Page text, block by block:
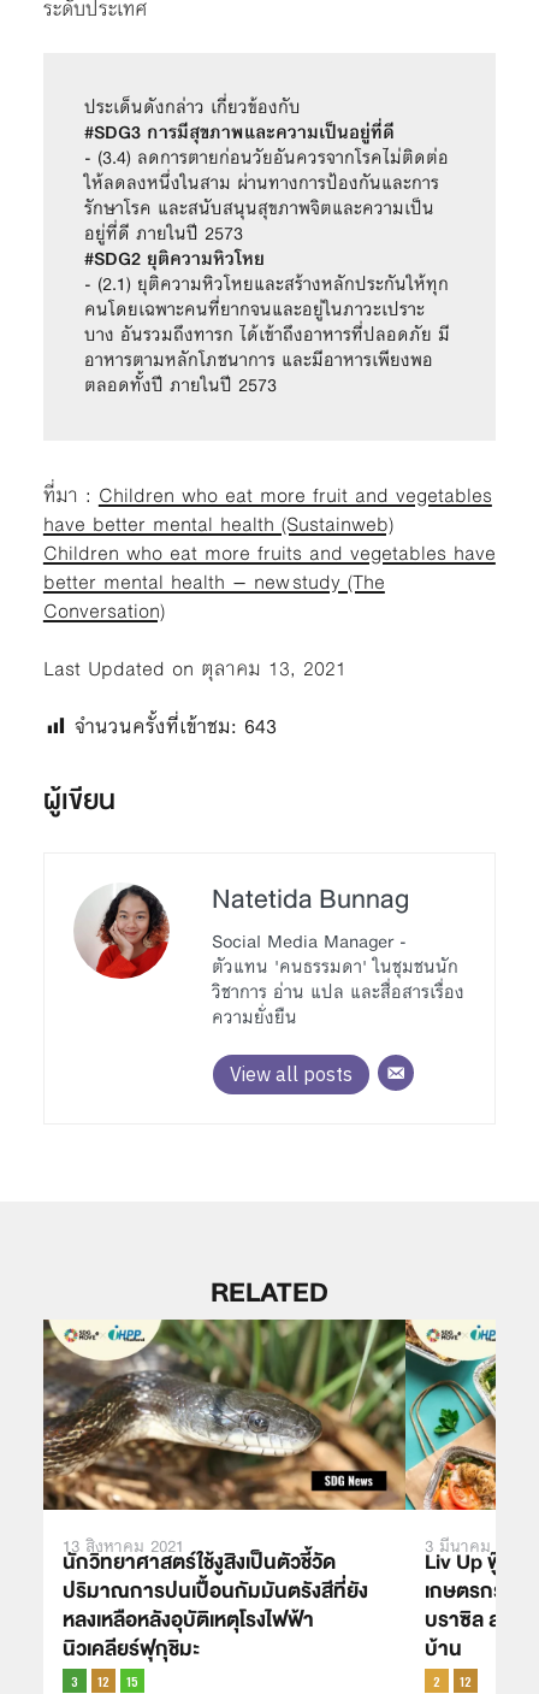
ระดับประเทศ
ประเด็นดังกล่าว เกี่ยวข้องกับ
#SDG3 การมีสุขภาพและความเป็นอยู่ที่ดี
- (3.4) ลดการตายก่อนวัยอันควรจากโรคไม่ติดต่อ
ให้ลดลงหนึ่งในสาม ผ่านทางการป้องกันและการ
รักษาโรค และสนับสนุนสุขภาพจิตและความเป็น
อยู่ที่ดี ภายในปี 2573
#SDG2 ยุติความหิวโหย
- (2.1) ยุติความหิวโหยและสร้างหลักประกันให้ทุก
คนโดยเฉพาะคนที่ยากจนและอยู่ในภาวะเปราะ
บาง อันรวมถึงทารก ได้เข้าถึงอาหารที่ปลอดภัย มี
อาหารตามหลักโภชนาการ และมีอาหารเพียงพอ
ตลอดทั้งปี ภายในปี 2573
ที่มา :Children who eat more fruit and vegetables
have better mental health (Sustainweb)
Children who eat more fruits and vegetables have
better mental health – new study (The
Conversation)
Last Updated on ตุลาคม 13, 2021
จำนวนครั้งที่เข้าชม: 643
ผู้เขียน
Natetida Bunnag
Social Media Manager -
ตัวแทน 'คนธรรมดา' ในชุมชนนัก
วิชาการ อ่าน แปล และสื่อสารเรื่อง
ความยั่งยืน
View all posts
RELATED
13 สิงหาคม 2021
นักวิทยาศาสตร์ใช้งูสิงเป็นตัวชี้วัด
ปริมาณการปนเปื้อนกัมมันตรังสีที่ยัง
หลงเหลือหลังอุบัติเหตุโรงไฟฟ้า
นิวเคลียร์ฟุกุชิมะ
3 มีนาคม 2021
Liv Up ฟู๊ดเ
เกษตรกรท้อ
บราซิล ส่งอ
บ้าน